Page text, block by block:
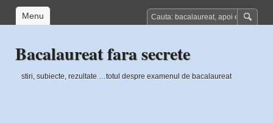
Menu
Bacalaureat fara secrete
stiri, subiecte, rezultate …totul despre examenul de bacalaureat